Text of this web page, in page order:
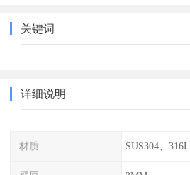
关键词
详细说明
材质 SUS304、316L